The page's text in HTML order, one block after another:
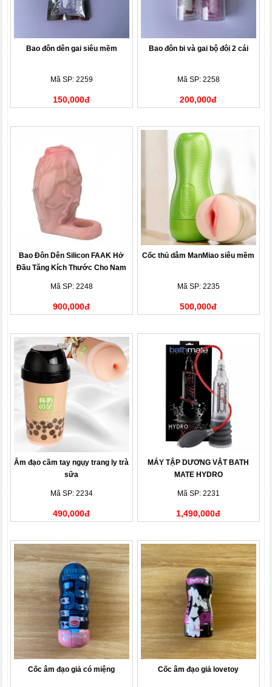
Bao đôn dên gai siêu mềm
Mã SP: 2259
150,000đ
Bao đôn bi và gai bộ đôi 2 cái
Mã SP: 2258
200,000đ
Bao Đôn Dên Silicon FAAK Hở
Đầu Tăng Kích Thước Cho Nam
Mã SP: 2248
900,000đ
Cốc thủ dâm ManMiao siêu mềm
Mã SP: 2235
500,000đ
Âm đạo cầm tay ngụy trang ly trà
sữa
Mã SP: 2234
490,000đ
MÁY TẬP DƯƠNG VẬT BATH
MATE HYDRO
Mã SP: 2231
1,490,000đ
Cốc âm đạo giả có miệng Cốc âm đạo giả lovetoy